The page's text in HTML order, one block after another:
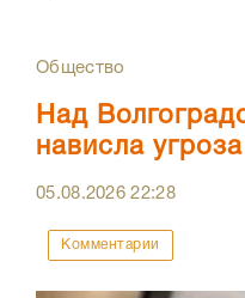
Общество
Над
нависла
05.08.202622:28
Комментарии